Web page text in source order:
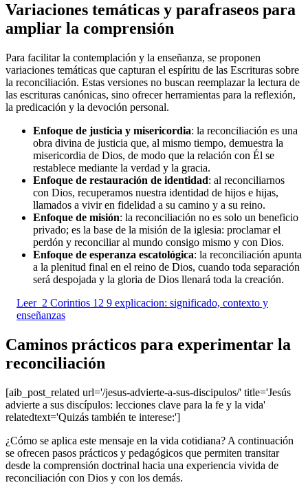
Variaciones temáticas y parafraseos para
ampliar la comprensión
Para facilitar la contemplación y la enseñanza, se proponen
variaciones temáticas que capturan el espíritu de las Escrituras sobre
la reconciliación. Estas versiones no buscan reemplazar la lectura de
las escrituras canónicas, sino ofrecer herramientas para la reflexión,
la predicación y la devoción personal.
Enfoque de justicia y misericordia: la reconciliación es una
obra divina de justicia que, al mismo tiempo, demuestra la
misericordia de Dios, de modo que la relación con Él se
restablece mediante la verdad y la gracia.
Enfoque de restauración de identidad: al reconciliarnos
con Dios, recuperamos nuestra identidad de hijos e hijas,
llamados a vivir en fidelidad a su camino y a su reino.
Enfoque de misión: la reconciliación no es solo un beneficio
privado; es la base de la misión de la iglesia: proclamar el
perdón y reconciliar al mundo consigo mismo y con Dios.
Enfoque de esperanza escatológica: la reconciliación apunta
a la plenitud final en el reino de Dios, cuando toda separación
será despojada y la gloria de Dios llenará toda la creación.
Leer 2 Corintios 12 9 explicacion: significado, contexto y
enseñanzas
Caminos prácticos para experimentar la
reconciliación
[aib_post_related url='/jesus-advierte-a-sus-discipulos/' title='Jesús
advierte a sus discípulos: lecciones clave para la fe y la vida'
relatedtext='Quizás también te interese:']
¿Cómo se aplica este mensaje en la vida cotidiana? A continuación
se ofrecen pasos prácticos y pedagógicos que permiten transitar
desde la comprensión doctrinal hacia una experiencia vivida de
reconciliación con Dios y con los demás.